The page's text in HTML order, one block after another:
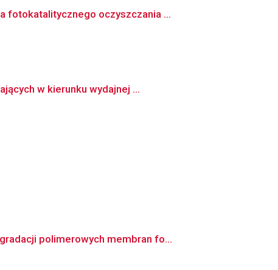
fotokatalitycznego oczyszczania ...
w kierunku wydajnej ...
polimerowych membran fo...